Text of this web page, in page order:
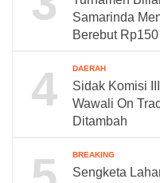
Samarinda
Berebut
4 DAERAH
Sidak Komisi
Wawali On
Ditambah
BREAKING
Sengketa